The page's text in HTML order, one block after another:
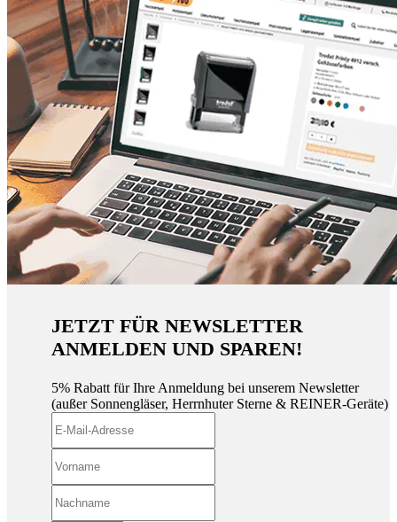
JETZT FÜR NEWSLETTER
ANMELDEN UND SPAREN!
5% Rabatt für Ihre Anmeldung bei unserem Newsletter
(außer Sonnengläser, Herrnhuter Sterne & REINER-Geräte)